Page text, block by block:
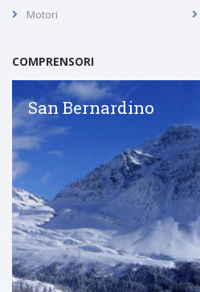
Motori
COMPRENSORI
San Bernardino